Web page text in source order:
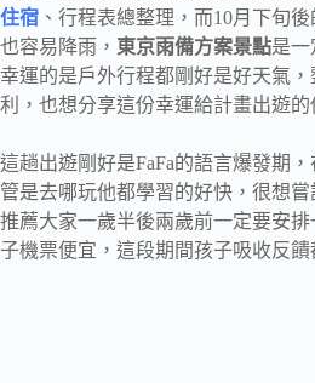
住宿 、行程表總整理，而10月下旬
也容易降雨， 東京雨備方案景點是一
幸運的是戶外行程都剛好是好天氣
利，也想分享這份幸運給計畫出遊的
這趟出遊剛好是FaFa的語言爆發期
管是去哪玩他都學習的好快，很想
推薦大家一歲半後兩歲前一定要安
子機票便宜，這段期間孩子吸收反饋